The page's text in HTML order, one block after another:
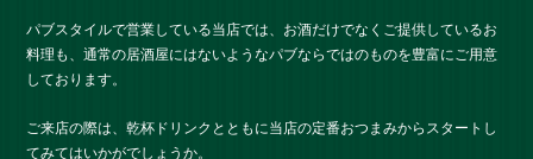
パブスタイルで営業している当店では、お酒だけでなくご提供しているお
料理も、通常の居酒屋にはないようなパブならではのものを豊富にご用意
しております。
ご来店の際は、乾杯ドリンクとともに当店の定番おつまみからスタートし
てみてはいかがでしょうか。